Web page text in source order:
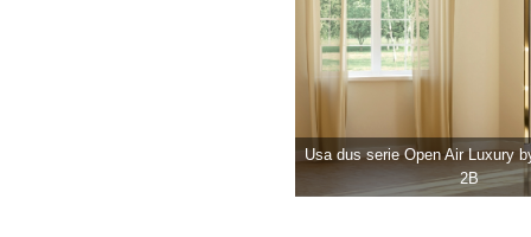
Usa dus serie Open Air Luxury
2B